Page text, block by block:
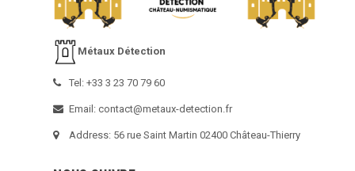
Métaux Détection
Tel: +33 3 23 70 79 60
Email: contact@metaux-detection.fr
Address: 56 rue Saint Martin 02400 Château-Thierry